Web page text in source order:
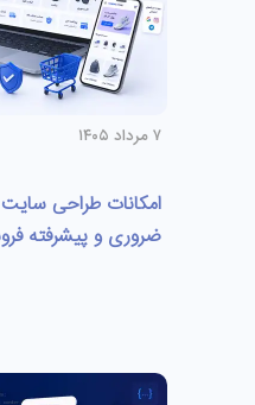
۷ مرداد ۱۴۰۵
امکانات طراحی
ضروری و پیشرفته